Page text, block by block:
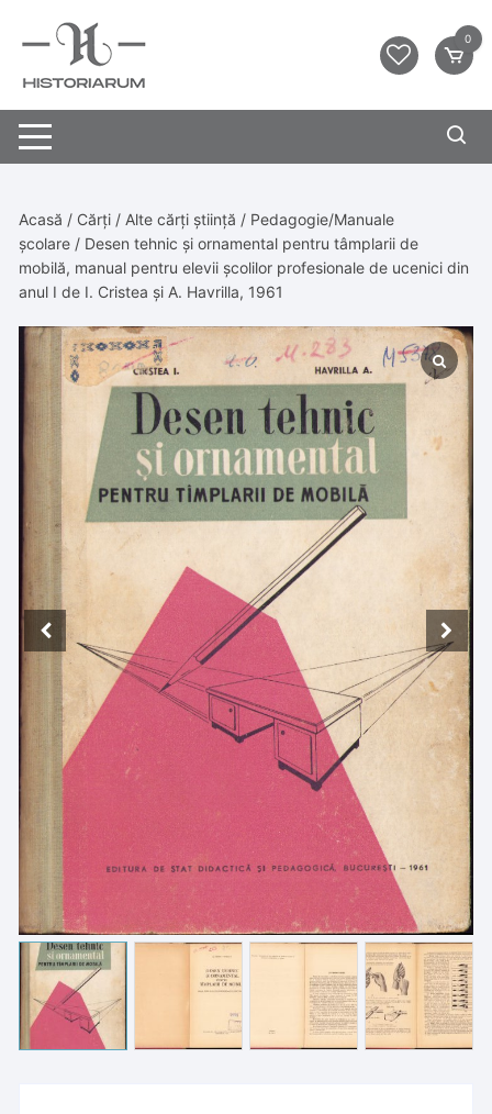
0
Acasă / Cărți / Alte cărți știință / Pedagogie/Manuale
școlare / Desen tehnic și ornamental pentru tâmplarii de
mobilă, manual pentru elevii școlilor profesionale de ucenici din
anul I de I. Cristea și A. Havrilla, 1961